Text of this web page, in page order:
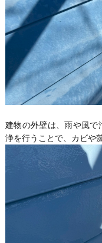
建物の外壁は、雨や風で
浄を行うことで、カビや